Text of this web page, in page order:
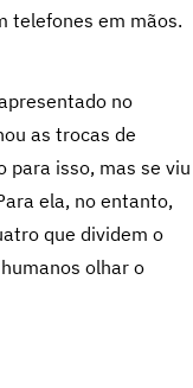
telefones em mãos.
no
as trocas de
para isso, mas se viu
ela, no entanto,
que dividem o
olhar o